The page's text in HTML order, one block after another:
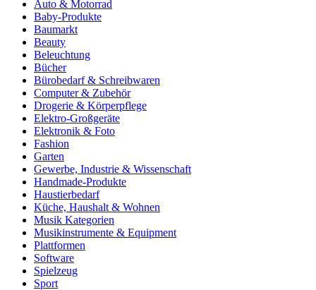
Auto & Motorrad
Baby-Produkte
Baumarkt
Beauty
Beleuchtung
Bücher
Bürobedarf & Schreibwaren
Computer & Zubehör
Drogerie & Körperpflege
Elektro-Großgeräte
Elektronik & Foto
Fashion
Garten
Gewerbe, Industrie & Wissenschaft
Handmade-Produkte
Haustierbedarf
Küche, Haushalt & Wohnen
Musik Kategorien
Musikinstrumente & Equipment
Plattformen
Software
Spielzeug
Sport